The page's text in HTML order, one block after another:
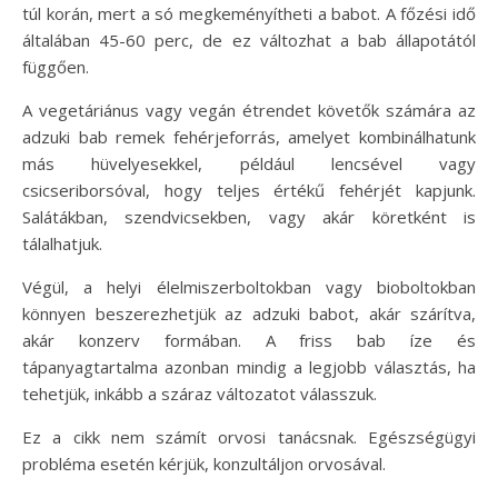
túl korán, mert a só megkeményítheti a babot. A főzési idő
általában 45-60 perc, de ez változhat a bab állapotától
függően.
A vegetáriánus vagy vegán étrendet követők számára az
adzuki bab remek fehérjeforrás, amelyet kombinálhatunk
más hüvelyesekkel, például lencsével vagy
csicseriborsóval, hogy teljes értékű fehérjét kapjunk.
Salátákban, szendvicsekben, vagy akár köretként is
tálalhatjuk.
Végül, a helyi élelmiszerboltokban vagy bioboltokban
könnyen beszerezhetjük az adzuki babot, akár szárítva,
akár konzerv formában. A friss bab íze és
tápanyagtartalma azonban mindig a legjobb választás, ha
tehetjük, inkább a száraz változatot válasszuk.
Ez a cikk nem számít orvosi tanácsnak. Egészségügyi
probléma esetén kérjük, konzultáljon orvosával.